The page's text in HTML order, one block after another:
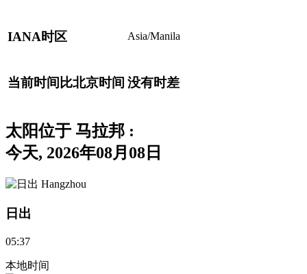
IANA时区 Asia/Manila
当前时间比北京时间 没有时差
太阳位于 马拉邦 :
今天, 2026年08月08日
日出
05:37
本地时间